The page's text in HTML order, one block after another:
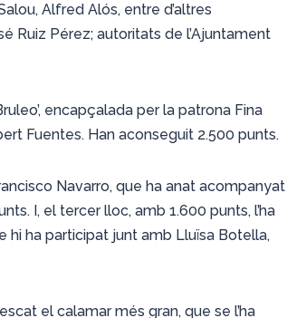
Alfred Alós, entre d’altres
Ruiz Pérez; autoritats de l’Ajuntament
encapçalada per la patrona Fina
Fuentes. Han aconseguit 2.500 punts.
Navarro, que ha anat acompanyat
I, el tercer lloc, amb 1.600 punts, l’ha
hi ha participat junt amb Lluïsa Botella,
el calamar més gran, que se l’ha